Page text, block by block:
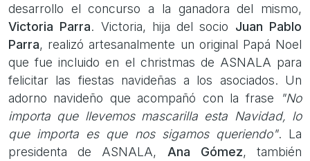
desarrollo el concurso a la ganadora del mismo,
Victoria Parra. Victoria, hija del socio Juan Pablo
Parra, realizó artesanalmente un original Papá Noel
que fue incluido en el christmas de ASNALA para
felicitar las fiestas navideñas a los asociados. Un
adorno navideño que acompañó con la frase
"No
importa que llevemos mascarilla esta Navidad, lo
que importa es que nos sigamos queriendo". La
presidenta de ASNALA, Ana Gómez, también